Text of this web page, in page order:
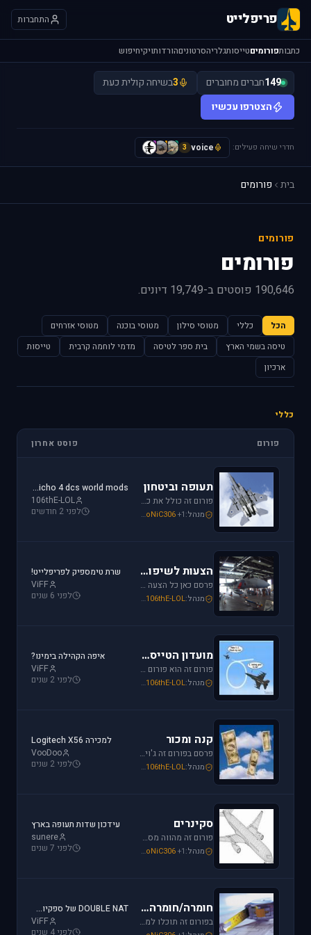
פריפלייט התחברות
כתבותפורומיםטייסותגלריהסרטוניםהורדותויקיחיפוש
149חברים מחוברים 3בשיחה קולית כעת
הצטרפו עכשיו
חדרי שיחה פעילים: voice
3
H
I
y
בית פורומים
פורומים
פורומים
190,646 פוסטים ב-19,749 דיונים.
הכל כללי מטוסי סילון מטוסי בוכנה
מטוסי אזרחים
טיסה בשמי הארץ
בית ספר לטיסה מדמי לוחמה קרבית
טייסות
ארכיון
כללי
פורום פוסט אחרון
תעופה וביטחון
פורום זה כולל את כל נושאי התעופה האזרחית, הצבאית והבטחון בארץ ובעולם. ניתן לדון בכל נושא אקטואלי או היסטורי בתחומים אלו.
מנהל: Mike_69th SoNiC306+1
jericho 4 dcs world mods
106thE-LOL
לפני 2 חודשים
הצעות לשיפור / הערות ומתן פידבק
פרסם כאן כל הצעה לשיפור שברצונך לראות מתגשמת או הערות לגבי דברים שברצונך לראות נעלמים או מציקים לך.
מנהל: Mike_69th ,106thE-LOL
שרת טימספיק לפריפלייט!
ViFF
לפני 6 שנים
מועדון הטייסים
פורום זה הוא פורום (OT (Off Topic פרסם כאן כל הודעה שמתחשקת לך וראויה לדיון.
מנהל: Mike_69th ,106thE-LOL
איפה הקהילה בימינו?
ViFF
לפני 2 שנים
קנה ומכור
פרסם בפורום זה ג'ויסטיק, מצערת, פדלים, הגה, trackIR, מערכות הוטאס או כל אביזרי משחק נוספים שברצונך למכור או לרכוש. חברות מובילות בתחום: Saitek, CH, Microsoft, Logitech, Hotas.
מנהל: Mike_69th ,106thE-LOL
למכירה Logitech X56
VooDoo
לפני 2 שנים
סקינרים
פורום זה מהווה מסגרת לקהילת יוצרי הסקינים. כאן תוכלו למצוא כלים שימושיים להכנת סקינים, לקבל ידע על עשיית סקין וכמובן לצפות ולתת פידבק על עבודות סקינים בתהליך.
מנהל: EzoniczZ SoNiC306+1
עידכון שדות תעופה בארץ
sunere
לפני 7 שנים
חומרה/חומרה ביתית
בפורום זה תוכלו למצוא מידע על בניית קוקפיטים ביתיים, חיבור מסכי LCD קטנים בתור מכשירי עזר ועוד. בנוסף, זהו הפורום לשאלות לגבי ג'ויסטיקים, כרטיסי מסך בניית מחשב וכו'.
DOUBLE NAT של ספקיות אינטרנט - והפרעה לטיסות אונליין
ViFF
לפני 4 שנים